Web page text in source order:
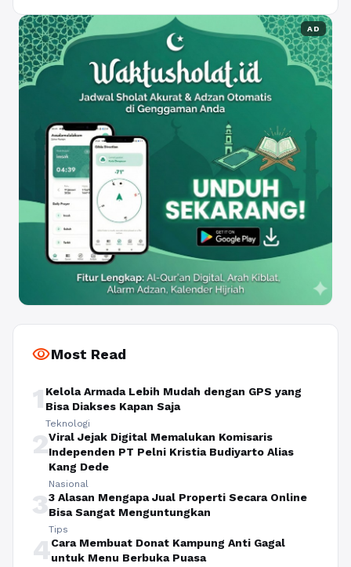
AD
visibilityMost Read
1 Kelola Armada Lebih Mudah dengan GPS yang
Bisa Diakses Kapan Saja
Teknologi
2Viral Jejak Digital Memalukan Komisaris
Independen PT Pelni Kristia Budiyarto Alias
Kang Dede
Nasional
33 Alasan Mengapa Jual Properti Secara Online
Bisa Sangat Menguntungkan
Tips
4Cara Membuat Donat Kampung Anti Gagal
untuk Menu Berbuka Puasa